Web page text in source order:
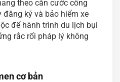
theo căn cước công
đăng ký và bảo hiểm xe
để hành trình du lịch bụi
rắc rối pháp lý không
cơ bản